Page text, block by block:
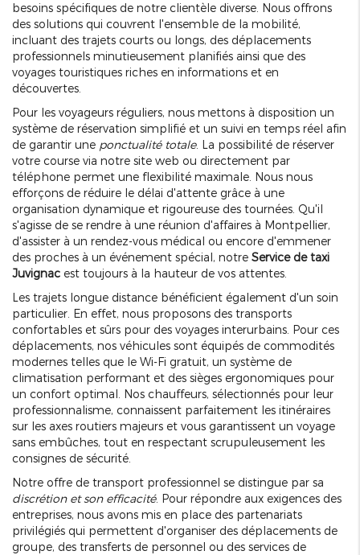
besoins spécifiques de notre clientèle diverse. Nous offrons
des solutions qui couvrent l'ensemble de la mobilité,
incluant des trajets courts ou longs, des déplacements
professionnels minutieusement planifiés ainsi que des
voyages touristiques riches en informations et en
découvertes.
Pour les voyageurs réguliers, nous mettons à disposition un
système de réservation simplifié et un suivi en temps réel afin
de garantir une ponctualité totale. La possibilité de réserver
votre course via notre site web ou directement par
téléphone permet une flexibilité maximale. Nous nous
efforçons de réduire le délai d'attente grâce à une
organisation dynamique et rigoureuse des tournées. Qu'il
s'agisse de se rendre à une réunion d'affaires à Montpellier,
d'assister à un rendez-vous médical ou encore d'emmener
des proches à un événement spécial, notre Service de taxi
Juvignac est toujours à la hauteur de vos attentes.
Les trajets longue distance bénéficient également d'un soin
particulier. En effet, nous proposons des transports
confortables et sûrs pour des voyages interurbains. Pour ces
déplacements, nos véhicules sont équipés de commodités
modernes telles que le Wi-Fi gratuit, un système de
climatisation performant et des sièges ergonomiques pour
un confort optimal. Nos chauffeurs, sélectionnés pour leur
professionnalisme, connaissent parfaitement les itinéraires
sur les axes routiers majeurs et vous garantissent un voyage
sans embûches, tout en respectant scrupuleusement les
consignes de sécurité.
Notre offre de transport professionnel se distingue par sa
discrétion et son efficacité. Pour répondre aux exigences des
entreprises, nous avons mis en place des partenariats
privilégiés qui permettent d'organiser des déplacements de
groupe, des transferts de personnel ou des services de